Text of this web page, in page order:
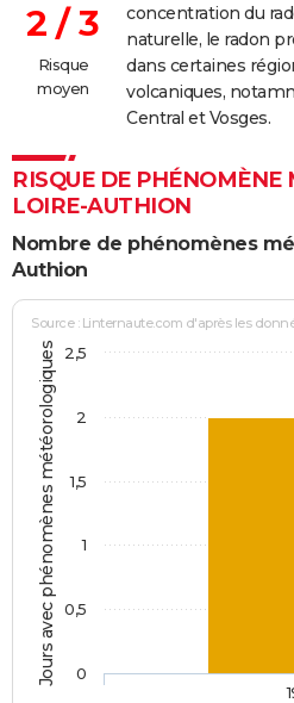
2 / 3
Risque
moyen
concentration du
naturelle, le radon
dans certaines
volcaniques,
Central et Vosges.
RISQUE DE PHÉNOMÈNE
LOIRE-AUTHION
Nombre de phénomènes
Authion
Jours avec phénomènes météorologiques
Source : Linternaute.com d'après les
0
0,5
1
1,5
2
2,5